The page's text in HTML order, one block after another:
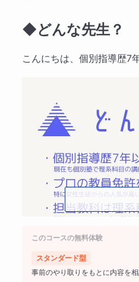
◆どんな先生？
こんにちは、個別指導歴7
このコースの無料体験
スタンダード型
事前のやり取りをもとに内容を